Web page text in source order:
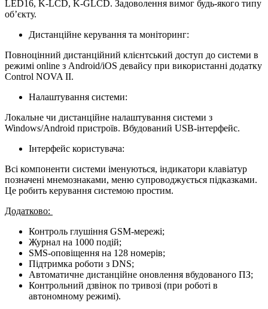
LED16, K-LCD, K-GLCD. Задоволення вимог будь-якого типу
об’єкту.
Дистанційне керування та моніторинг:
Повноцінний дистанційний клієнтський доступ до системи в
режимі online з Android/iOS девайсу при використанні додатку
Control NOVA ІІ.
Налаштування системи:
Локальне чи дистанційне налаштування системи з
Windows/Android пристроїв. Вбудований USB-інтерфейс.
Інтерфейс користувача:
Всі компоненти системи іменуються, індикатори клавіатур
позначені мнемознаками, меню супроводжується підказками.
Це робить керування системою простим.
Додатково:
Контроль глушіння GSM-мережі;
Журнал на 1000 подій;
SMS-оповіщення на 128 номерів;
Підтримка роботи з DNS;
Автоматичне дистанційне оновлення вбудованого ПЗ;
Контрольний дзвінок по тривозі (при роботі в
автономному режимі).